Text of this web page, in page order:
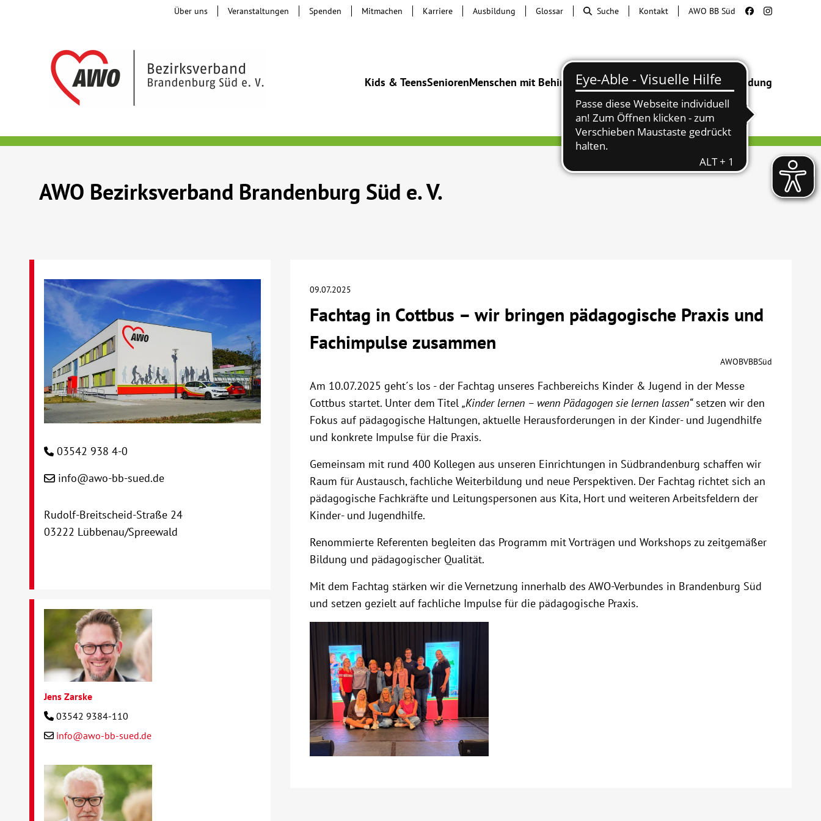
Kids & TeensSeniorenMenschen mit BehinderungBeratung & HilfeBegegnung Bildung
Über uns Veranstaltungen Spenden Mitmachen Karriere Ausbildung Glossar Suche Kontakt AWO BB Süd
AWO Bezirksverband Brandenburg Süd e. V.
09.07.2025
Fachtag in Cottbus – wir bringen pädagogische Praxis und
Fachimpulse zusammen
AWOBVBBSüd
Am 10.07.2025 geht´s los - der Fachtag unseres Fachbereichs Kinder & Jugend in der Messe
Cottbus startet. Unter dem Titel „Kinder lernen – wenn Pädagogen sie lernen lassen“setzen wir den
Fokus auf pädagogische Haltungen, aktuelle Herausforderungen in der Kinder- und Jugendhilfe
und konkrete Impulse für die Praxis.
Gemeinsam mit rund 400 Kollegen aus unseren Einrichtungen in Südbrandenburg schaffen wir
Raum für Austausch, fachliche Weiterbildung und neue Perspektiven. Der Fachtag richtet sich an
pädagogische Fachkräfte und Leitungspersonen aus Kita, Hort und weiteren Arbeitsfeldern der
Kinder- und Jugendhilfe.
Renommierte Referenten begleiten das Programm mit Vorträgen und Workshops zu zeitgemäßer
Bildung und pädagogischer Qualität.
Mit dem Fachtag stärken wir die Vernetzung innerhalb des AWO-Verbundes in Brandenburg Süd
und setzen gezielt auf fachliche Impulse für die pädagogische Praxis.
03542 938 4-0
info@awo-bb-sued.de
Rudolf-Breitscheid-Straße 24
03222 Lübbenau/Spreewald
Jens Zarske
03542 9384-110
info@awo-bb-sued.de